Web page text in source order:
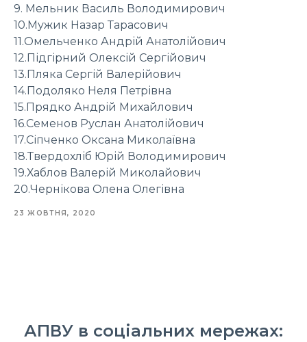
9. Мельник Василь Володимирович
10.Мужик Назар Тарасович
11.Омельченко Андрій Анатолійович
12.Підгірний Олексій Сергійович
13.Пляка Сергій Валерійович
14.Подоляко Неля Петрівна
15.Прядко Андрій Михайлович
16.Семенов Руслан Анатолійович
17.Сіпченко Оксана Миколаївна
18.Твердохліб Юрій Володимирович
19.Хаблов Валерій Миколайович
20.Чернікова Олена Олегівна
23 ЖОВТНЯ, 2020
АПВУ в соціальних мережах: